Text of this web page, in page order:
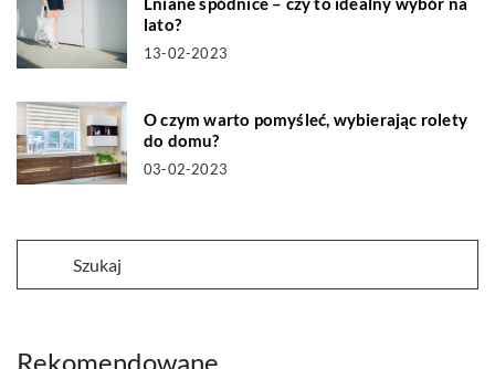
lato?
13-02-2023
O czym warto pomyśleć, wybierając rolety
do domu?
03-02-2023
Rekomendowane